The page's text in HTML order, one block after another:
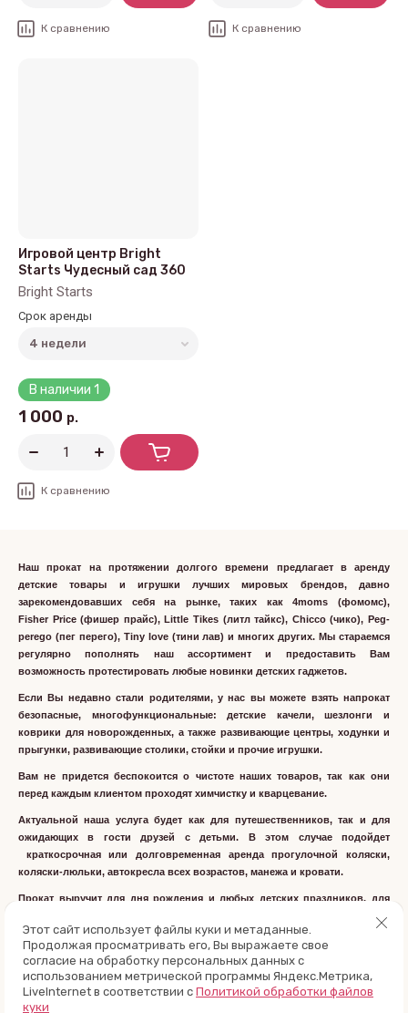
К сравнению К сравнению
Игровой центр Bright
Starts Чудесный сад 360
Bright Starts
Срок аренды
В наличии 1
1 000 р.
К сравнению
Наш прокат на протяжении долгого времени предлагает в аренду
детские товары и игрушки лучших мировых брендов, давно
зарекомендовавших себя на рынке, таких как 4moms (фомомс),
Fisher Price (фишер прайс), Little Tikes (литл тайкс), Chicco (чико), Peg-
perego (пег перего), Tiny love (тини лав) и многих других. Мы стараемся
регулярно пополнять наш ассортимент и предоставить Вам
возможность протестировать любые новинки детских гаджетов.
Если Вы недавно стали родителями, у нас вы можете взять напрокат
безопасные, многофункциональные: детские качели, шезлонги и
коврики для новорожденных, а также развивающие центры, ходунки и
прыгунки, развивающие столики, стойки и прочие игрушки.
Вам не придется беспокоится о чистоте наших товаров, так как они
перед каждым клиентом проходят химчистку и кварцевание.
Актуальной наша услуга будет как для путешественников, так и для
ожидающих в гости друзей с детьми. В этом случае подойдет
краткосрочная или долговременная аренда прогулочной коляски,
коляски-люльки, автокресла всех возрастов, манежа и кровати.
Прокат выручит для дня рождения и любых детских праздников, для
оформления игровой зоны предлагаем веселые горки, качели, батуты,
сухие бассейны, игровые центры.
Не останутся без внимания и дети постарше, для них можем
рекомендовать во временное пользование беговелы, гироскутеры,
велосипеды, игровые домики, квадроциклы.
Этот сайт использует файлы куки и метаданные.
Продолжая просматривать его, Вы выражаете свое
согласие на обработку персональных данных с
использованием метрической программы Яндекс.Метрика,
LiveInternet в соответствии с Политикой обработки файлов
куки